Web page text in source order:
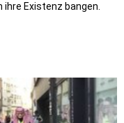
Existenz bangen.